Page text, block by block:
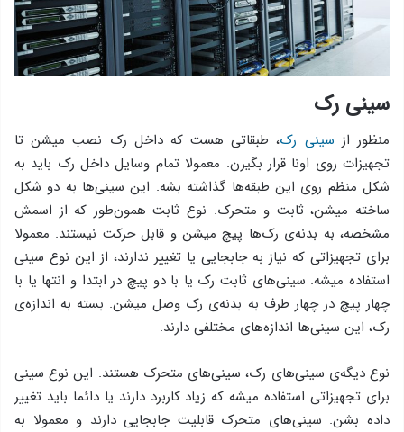
سینی رک
منظور از سینی رک، طبقاتی هست که داخل رک نصب میشن تا
تجهیزات روی اونا قرار بگیرن. معمولا تمام وسایل داخل رک باید به
شکل منظم روی این طبقه‌ها گذاشته بشه. این سینی‌ها به دو شکل
ساخته میشن، ثابت و متحرک. نوع ثابت همون‌طور که از اسمش
مشخصه، به بدنه‌ی رک‌ها پیچ میشن و قابل حرکت نیستند. معمولا
برای تجهیزاتی که نیاز به جابجایی یا تغییر ندارند، از این نوع سینی
استفاده میشه. سینی‌های ثابت رک یا با دو پیچ در ابتدا و انتها یا با
چهار پیچ در چهار طرف به بدنه‌ی رک وصل میشن. بسته به اندازه‌ی
رک، این سینی‌ها اندازه‌های مختلفی دارند.
نوع دیگه‌ی سینی‌های رک، سینی‌های متحرک هستند. این نوع سینی
برای تجهیزاتی استفاده میشه که زیاد کاربرد دارند یا دائما باید تغییر
داده بشن. سینی‌های متحرک قابلیت جابجایی دارند و معمولا به